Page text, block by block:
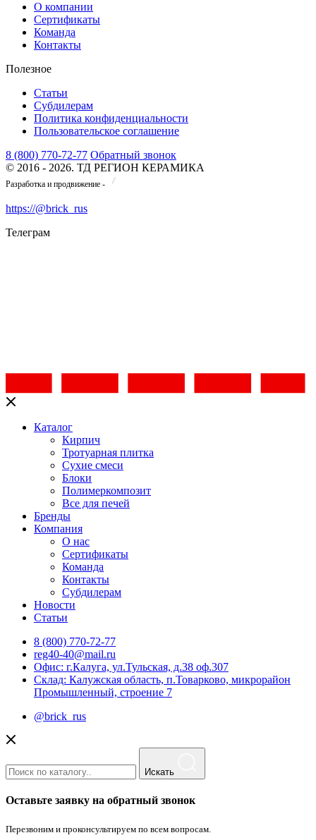
О компании
Сертификаты
Команда
Контакты
Полезное
Статьи
Субдилерам
Политика конфиденциальности
Пользовательское соглашение
8 (800) 770-72-77 Обратный звонок
© 2016 - 2026. ТД РЕГИОН КЕРАМИКА
Разработка и продвижение -
https://@brick_rus
Телеграм
Каталог
Кирпич
Тротуарная плитка
Сухие смеси
Блоки
Полимеркомпозит
Все для печей
Бренды
Компания
О нас
Сертификаты
Команда
Контакты
Субдилерам
Новости
Статьи
8 (800) 770-72-77
reg40-40@mail.ru
Офис: г.Калуга, ул.Тульская, д.38 оф.307
Склад: Калужская область, п.Товарково, микрорайон
Промышленный, строение 7
@brick_rus
Искать
Оставьте заявку на обратный звонок
Перезвоним и проконсультируем по всем вопросам.